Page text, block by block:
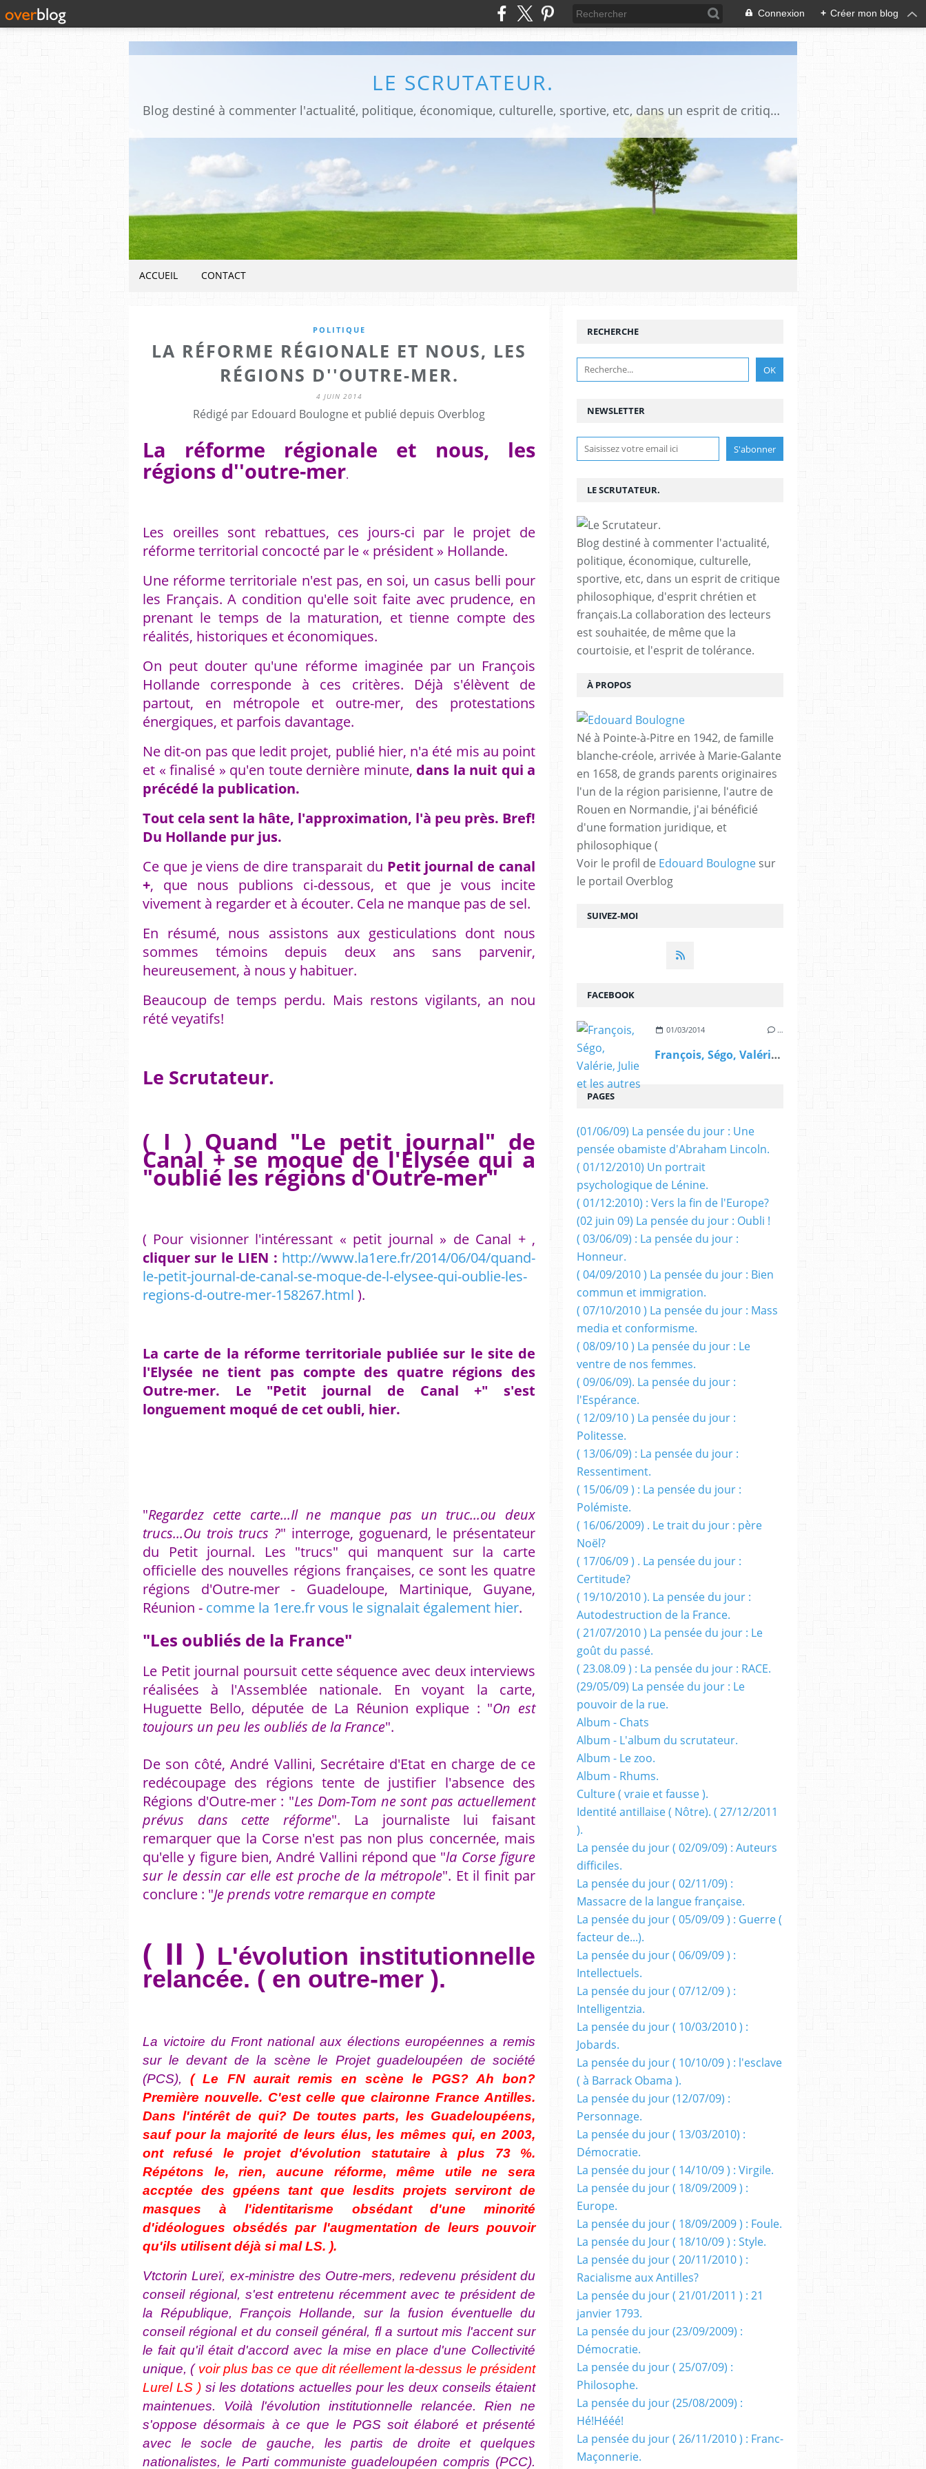
Connexion + Créer mon blog
LE SCRUTATEUR.
Blog destiné à commenter l'actualité, politique, économique, culturelle, sportive, etc, dans un esprit de critique philosophique, d'esprit chrétien et français.La collaboration des lecteurs est souhaitée, de même que la courtoisie, et l'esprit de tolérance.
ACCUEIL CONTACT
POLITIQUE
LA RÉFORME RÉGIONALE ET NOUS, LES
RÉGIONS D''OUTRE-MER.
4 JUIN 2014
Rédigé par Edouard Boulogne et publié depuis Overblog
La réforme régionale et nous, les
régions d''outre-mer.
Les oreilles sont rebattues, ces jours-ci par le projet de
réforme territorial concocté par le « président » Hollande.
Une réforme territoriale n'est pas, en soi, un casus belli pour
les Français. A condition qu'elle soit faite avec prudence, en
prenant le temps de la maturation, et tienne compte des
réalités, historiques et économiques.
On peut douter qu'une réforme imaginée par un François
Hollande corresponde à ces critères. Déjà s'élèvent de
partout, en métropole et outre-mer, des protestations
énergiques, et parfois davantage.
Ne dit-on pas que ledit projet, publié hier, n'a été mis au point
et « finalisé » qu'en toute dernière minute, dans la nuit qui a
précédé la publication.
Tout cela sent la hâte, l'approximation, l'à peu près. Bref!
Du Hollande pur jus.
Ce que je viens de dire transparait du Petit journal de canal
+, que nous publions ci-dessous, et que je vous incite
vivement à regarder et à écouter. Cela ne manque pas de sel.
En résumé, nous assistons aux gesticulations dont nous
sommes témoins depuis deux ans sans parvenir,
heureusement, à nous y habituer.
Beaucoup de temps perdu. Mais restons vigilants, an nou
rété veyatifs!
Le Scrutateur.
( I ) Quand "Le petit journal" de
Canal + se moque de l'Elysée qui a
"oublié les régions d'Outre-mer"
( Pour visionner l'intéressant « petit journal » de Canal + ,
cliquer sur le LIEN : http://www.la1ere.fr/2014/06/04/quand-
le-petit-journal-de-canal-se-moque-de-l-elysee-qui-oublie-les-
regions-d-outre-mer-158267.html ).
La carte de la réforme territoriale publiée sur le site de
l'Elysée ne tient pas compte des quatre régions des
Outre-mer. Le "Petit journal de Canal +" s'est
longuement moqué de cet oubli, hier.
"Regardez cette carte...Il ne manque pas un truc...ou deux
trucs...Ou trois trucs ?" interroge, goguenard, le présentateur
du Petit journal. Les "trucs" qui manquent sur la carte
officielle des nouvelles régions françaises, ce sont les quatre
régions d'Outre-mer - Guadeloupe, Martinique, Guyane,
Réunion - comme la 1ere.fr vous le signalait également hier.
"Les oubliés de la France"
Le Petit journal poursuit cette séquence avec deux interviews
réalisées à l'Assemblée nationale. En voyant la carte,
Huguette Bello, députée de La Réunion explique : "On est
toujours un peu les oubliés de la France".
De son côté, André Vallini, Secrétaire d'Etat en charge de ce
redécoupage des régions tente de justifier l'absence des
Régions d'Outre-mer : "Les Dom-Tom ne sont pas actuellement
prévus dans cette réforme". La journaliste lui faisant
remarquer que la Corse n'est pas non plus concernée, mais
qu'elle y figure bien, André Vallini répond que "la Corse figure
sur le dessin car elle est proche de la métropole". Et il finit par
conclure : "Je prends votre remarque en compte
( II ) L'évolution institutionnelle
relancée. ( en outre-mer ).
La victoire du Front national aux élections européennes a remis
sur le devant de la scène le Projet guadeloupéen de société
(PCS),( Le FN aurait remis en scène le PGS? Ah bon?
Première nouvelle. C'est celle que claironne France Antilles.
Dans l'intérêt de qui? De toutes parts, les Guadeloupéens,
sauf pour la majorité de leurs élus, les mêmes qui, en 2003,
ont refusé le projet d'évolution statutaire à plus 73 %.
Répétons le, rien, aucune réforme, même utile ne sera
accptée des gpéens tant que lesdits projets serviront de
masques à l'identitarisme obsédant d'une minorité
d'idéologues obsédés par l'augmentation de leurs pouvoir
qu'ils utilisent déjà si mal LS. ).
Vtctorin Lureï, ex-ministre des Outre-mers, redevenu président du
conseil régional, s'est entretenu récemment avec te prési­dent de
la République, François Hollande, sur la fusion éventuelle du
conseil régional et du conseil général, fl a surtout mis l'accent sur
le fait qu'il était d'accord avec la mise en place d'une Collectivité
unique, (voir plus bas ce que dit réellement la-dessus le président
Lurel LS ) si les dotations actuelles pour les deux con­seils étaient
maintenues. Voilà l'évolution institutionnelle relancée. Rien ne
s'oppose désormais à ce que le PGS soit élaboré et présenté
avec le socle de gauche, les partis de droite et quelques
nationalistes, le Parti communiste guadeloupéen compris (PCC).
NEWSLETTER
SUIVEZ-MOI
RECHERCHE
LE SCRUTATEUR.
Blog destiné à commenter l'actualité,
politique, économique, culturelle,
sportive, etc, dans un esprit de critique
philosophique, d'esprit chrétien et
français.La collaboration des lecteurs
est souhaitée, de même que la
courtoisie, et l'esprit de tolérance.
À PROPOS
Né à Pointe-à-Pitre en 1942, de famille
blanche-créole, arrivée à Marie-Galante
en 1658, de grands parents originaires
l'un de la région parisienne, l'autre de
Rouen en Normandie, j'ai bénéficié
d'une formation juridique, et
philosophique (
Voir le profil de Edouard Boulogne sur
le portail Overblog
FACEBOOK
01/03/2014 …
François, Ségo, Valérie, Julie et les autres
PAGES
(01/06/09) La pensée du jour : Une
pensée obamiste d'Abraham Lincoln.
( 01/12/2010) Un portrait
psychologique de Lénine.
( 01/12:2010) : Vers la fin de l'Europe?
(02 juin 09) La pensée du jour : Oubli !
( 03/06/09) : La pensée du jour :
Honneur.
( 04/09/2010 ) La pensée du jour : Bien
commun et immigration.
( 07/10/2010 ) La pensée du jour : Mass
media et conformisme.
( 08/09/10 ) La pensée du jour : Le
ventre de nos femmes.
( 09/06/09). La pensée du jour :
l'Espérance.
( 12/09/10 ) La pensée du jour :
Politesse.
( 13/06/09) : La pensée du jour :
Ressentiment.
( 15/06/09 ) : La pensée du jour :
Polémiste.
( 16/06/2009) . Le trait du jour : père
Noël?
( 17/06/09 ) . La pensée du jour :
Certitude?
( 19/10/2010 ). La pensée du jour :
Autodestruction de la France.
( 21/07/2010 ) La pensée du jour : Le
goût du passé.
( 23.08.09 ) : La pensée du jour : RACE.
(29/05/09) La pensée du jour : Le
pouvoir de la rue.
Album - Chats
Album - L'album du scrutateur.
Album - Le zoo.
Album - Rhums.
Culture ( vraie et fausse ).
Identité antillaise ( Nôtre). ( 27/12/2011
).
La pensée du jour ( 02/09/09) : Auteurs
difficiles.
La pensée du jour ( 02/11/09) :
Massacre de la langue française.
La pensée du jour ( 05/09/09 ) : Guerre (
facteur de...).
La pensée du jour ( 06/09/09 ) :
Intellectuels.
La pensée du jour ( 07/12/09 ) :
Intelligentzia.
La pensée du jour ( 10/03/2010 ) :
Jobards.
La pensée du jour ( 10/10/09 ) : l'esclave
( à Barrack Obama ).
La pensée du jour (12/07/09) :
Personnage.
La pensée du jour ( 13/03/2010) :
Démocratie.
La pensée du jour ( 14/10/09 ) : Virgile.
La pensée du jour ( 18/09/2009 ) :
Europe.
La pensée du jour ( 18/09/2009 ) : Foule.
La pensée du Jour ( 18/10/09 ) : Style.
La pensée du jour ( 20/11/2010 ) :
Racialisme aux Antilles?
La pensée du jour ( 21/01/2011 ) : 21
janvier 1793.
La pensée du jour (23/09/2009) :
Démocratie.
La pensée du jour ( 25/07/09) :
Philosophe.
La pensée du jour (25/08/2009) :
Hé!Hééé!
La pensée du jour ( 26/11/2010 ) : Franc-
Maçonnerie.